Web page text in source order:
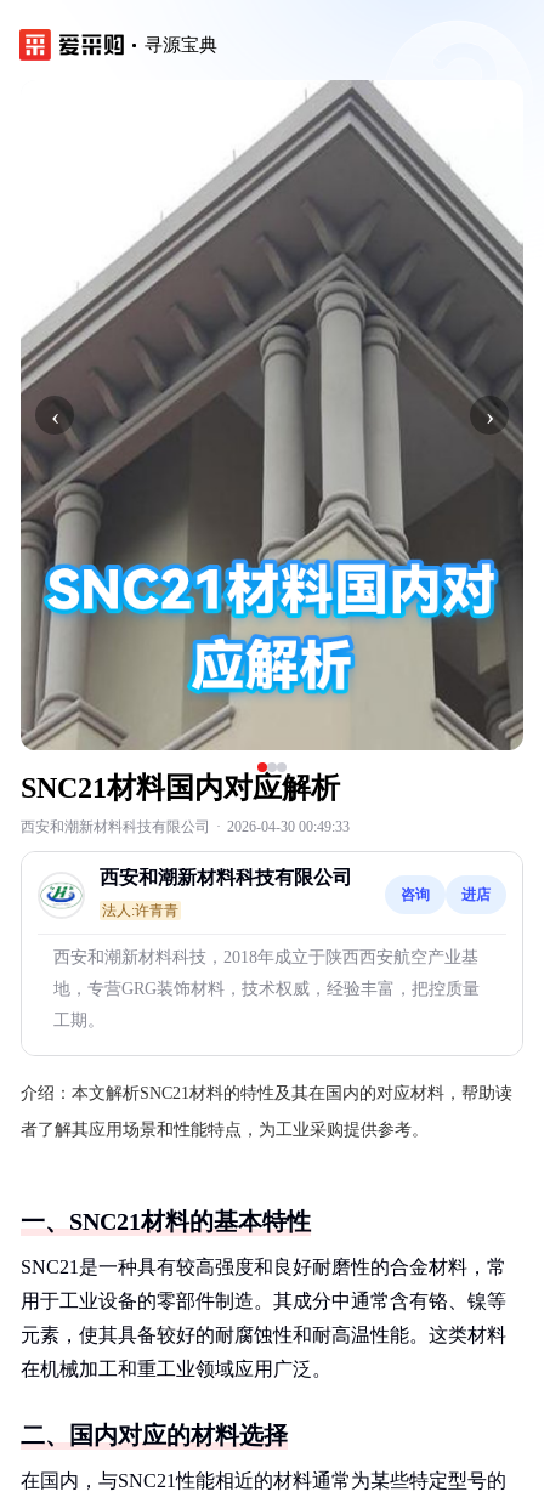
寻源宝典
‹ ›
SNC21材料国内对应解析
西安和潮新材料科技有限公司 · 2026-04-30 00:49:33
西安和潮新材料科技有限公司
法人:许青青
咨询 进店
西安和潮新材料科技，2018年成立于陕西西安航空产业基
地，专营GRG装饰材料，技术权威，经验丰富，把控质量
工期。
介绍： 本文解析SNC21材料的特性及其在国内的对应材料，帮助读
者了解其应用场景和性能特点，为工业采购提供参考。
一、SNC21材料的基本特性
SNC21是一种具有较高强度和良好耐磨性的合金材料，常
用于工业设备的零部件制造。其成分中通常含有铬、镍等
元素，使其具备较好的耐腐蚀性和耐高温性能。这类材料
在机械加工和重工业领域应用广泛。
二、国内对应的材料选择
在国内，与SNC21性能相近的材料通常为某些特定型号的